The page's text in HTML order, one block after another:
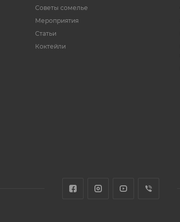
Советы сомелье
Мероприятия
Статьи
Коктейли